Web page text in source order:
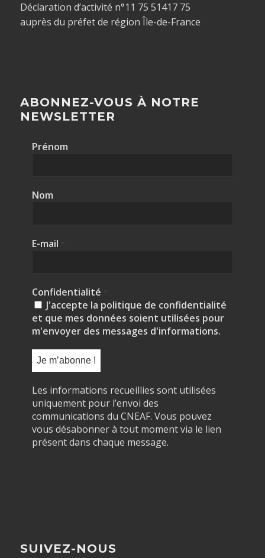
Déclaration d’activité n°11 75 51417 75
auprès du préfet de région Île-de-France
ABONNEZ-VOUS À NOTRE
NEWSLETTER
Prénom
Nom
E-mail
Confidentialité
J'accepte la politique de confidentialité
et que mes données soient utilisées pour
m'envoyer des messages d'informations.
Les informations recueillies sont utilisées
uniquement pour l’envoi des
communications du CNEAF. Vous pouvez
vous désabonner à tout moment via le lien
présent dans chaque message.
SUIVEZ-NOUS